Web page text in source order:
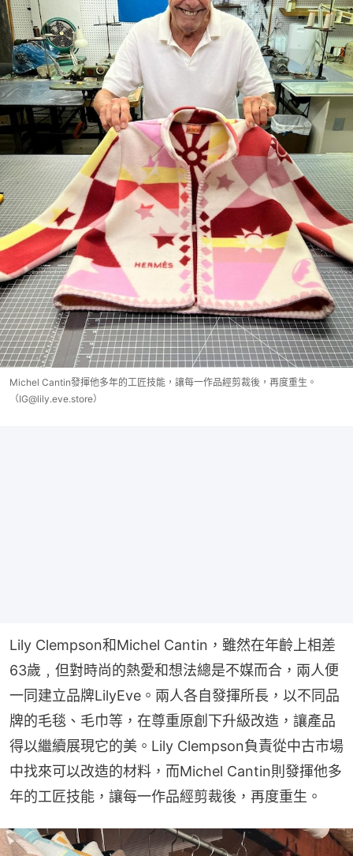
Michel Cantin發揮他多年的工匠技能，讓每一作品經剪裁後，再度重生。
（IG@lily.eve.store）
Lily Clempson和Michel Cantin，雖然在年齡上相差
63歲﹐但對時尚的熱愛和想法總是不媒而合，兩人便
一同建立品牌LilyEve。兩人各自發揮所長，以不同品
牌的毛毯、毛巾等，在尊重原創下升級改造，讓產品
得以繼續展現它的美。Lily Clempson負責從中古市場
中找來可以改造的材料，而Michel Cantin則發揮他多
年的工匠技能，讓每一作品經剪裁後，再度重生。